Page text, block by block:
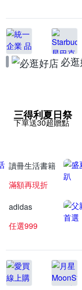
必
三得利夏日祭
下單送30超贈點
讀冊生活書籍
滿額再現折
adidas
任選999